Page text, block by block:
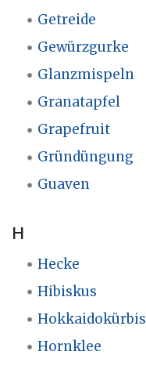
Getreide
Gewürzgurke
Glanzmispeln
Granatapfel
Grapefruit
Gründüngung
Guaven
H
Hecke
Hibiskus
Hokkaidokürbis
Hornklee